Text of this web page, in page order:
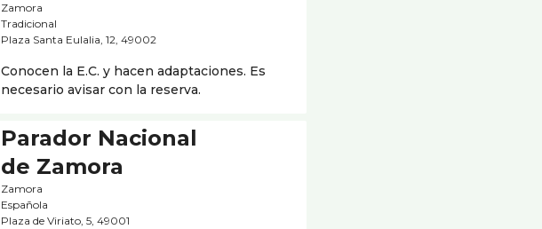
Zamora
Tradicional
Plaza Santa Eulalia, 12, 49002
Conocen la E.C. y hacen adaptaciones. Es
necesario avisar con la reserva.
Parador Nacional
de Zamora
Zamora
Española
Plaza de Viriato, 5, 49001